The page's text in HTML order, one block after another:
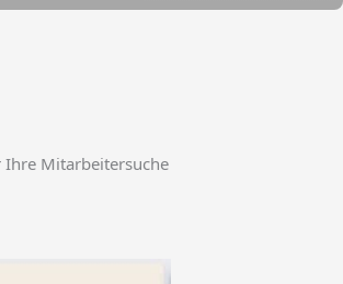
Ihre Mitarbeitersuche